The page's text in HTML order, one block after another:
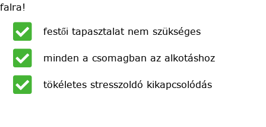
falra!
festői tapasztalat nem szükséges
minden a csomagban az alkotáshoz
tökéletes stresszoldó kikapcsolódás